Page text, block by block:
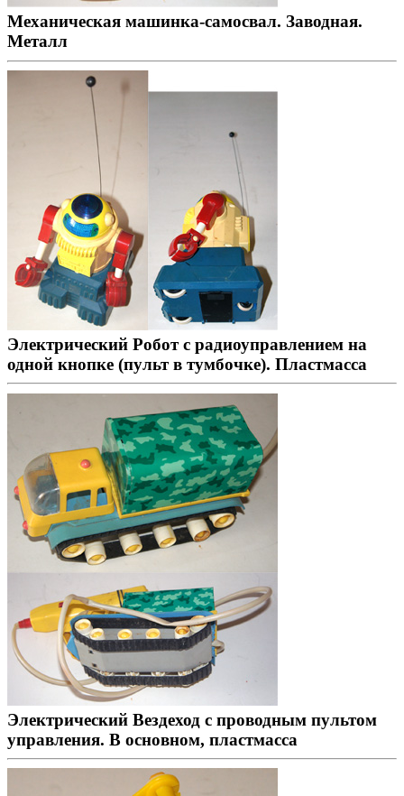
Механическая машинка-самосвал. Заводная.
Металл
Электрический Робот с радиоуправлением на
одной кнопке (пульт в тумбочке). Пластмасса
Электрический Вездеход с проводным пультом
управления. В основном, пластмасса